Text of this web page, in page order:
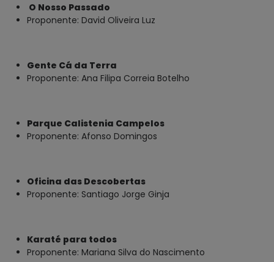
O Nosso Passado
Proponente: David Oliveira Luz
Gente Cá da Terra
Proponente: Ana Filipa Correia Botelho
Parque Calistenia Campelos
Proponente: Afonso Domingos
Oficina das Descobertas
Proponente: Santiago Jorge Ginja
Karaté para todos
Proponente: Mariana Silva do Nascimento